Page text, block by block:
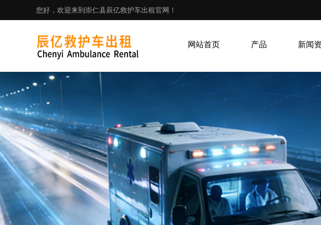
您好，欢迎来到崇仁县辰亿救护车出租官网！
网站首页 产品 新闻